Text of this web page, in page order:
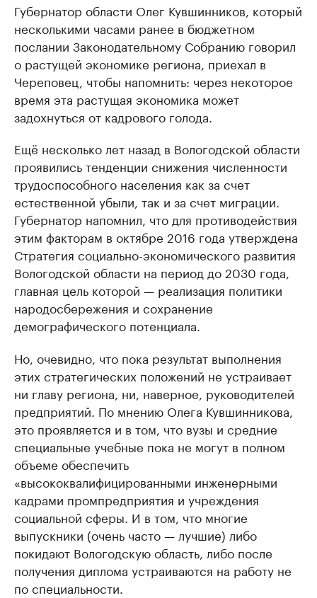
Губернатор области Олег Кувшинников, который
несколькими часами ранее в бюджетном
послании Законодательному Собранию говорил
о растущей экономике региона, приехал в
Череповец, чтобы напомнить: через некоторое
время эта растущая экономика может
задохнуться от кадрового голода.
Ещё несколько лет назад в Вологодской области
проявились тенденции снижения численности
трудоспособного населения как за счет
естественной убыли, так и за счет миграции.
Губернатор напомнил, что для противодействия
этим факторам в октябре 2016 года утверждена
Стратегия социально-экономического развития
Вологодской области на период до 2030 года,
главная цель которой — реализация политики
народосбережения и сохранение
демографического потенциала.
Но, очевидно, что пока результат выполнения
этих стратегических положений не устраивает
ни главу региона, ни, наверное, руководителей
предприятий. По мнению Олега Кувшинникова,
это проявляется и в том, что вузы и средние
специальные учебные пока не могут в полном
объеме обеспечить
«высококвалифицированными инженерными
кадрами промпредприятия и учреждения
социальной сферы. И в том, что многие
выпускники (очень часто — лучшие) либо
покидают Вологодскую область, либо после
получения диплома устраиваются на работу не
по специальности.